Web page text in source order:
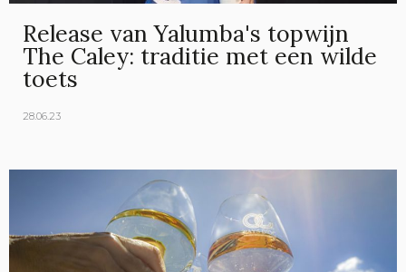
Release van Yalumba's topwijn
The Caley: traditie met een wilde
toets
28.06.23